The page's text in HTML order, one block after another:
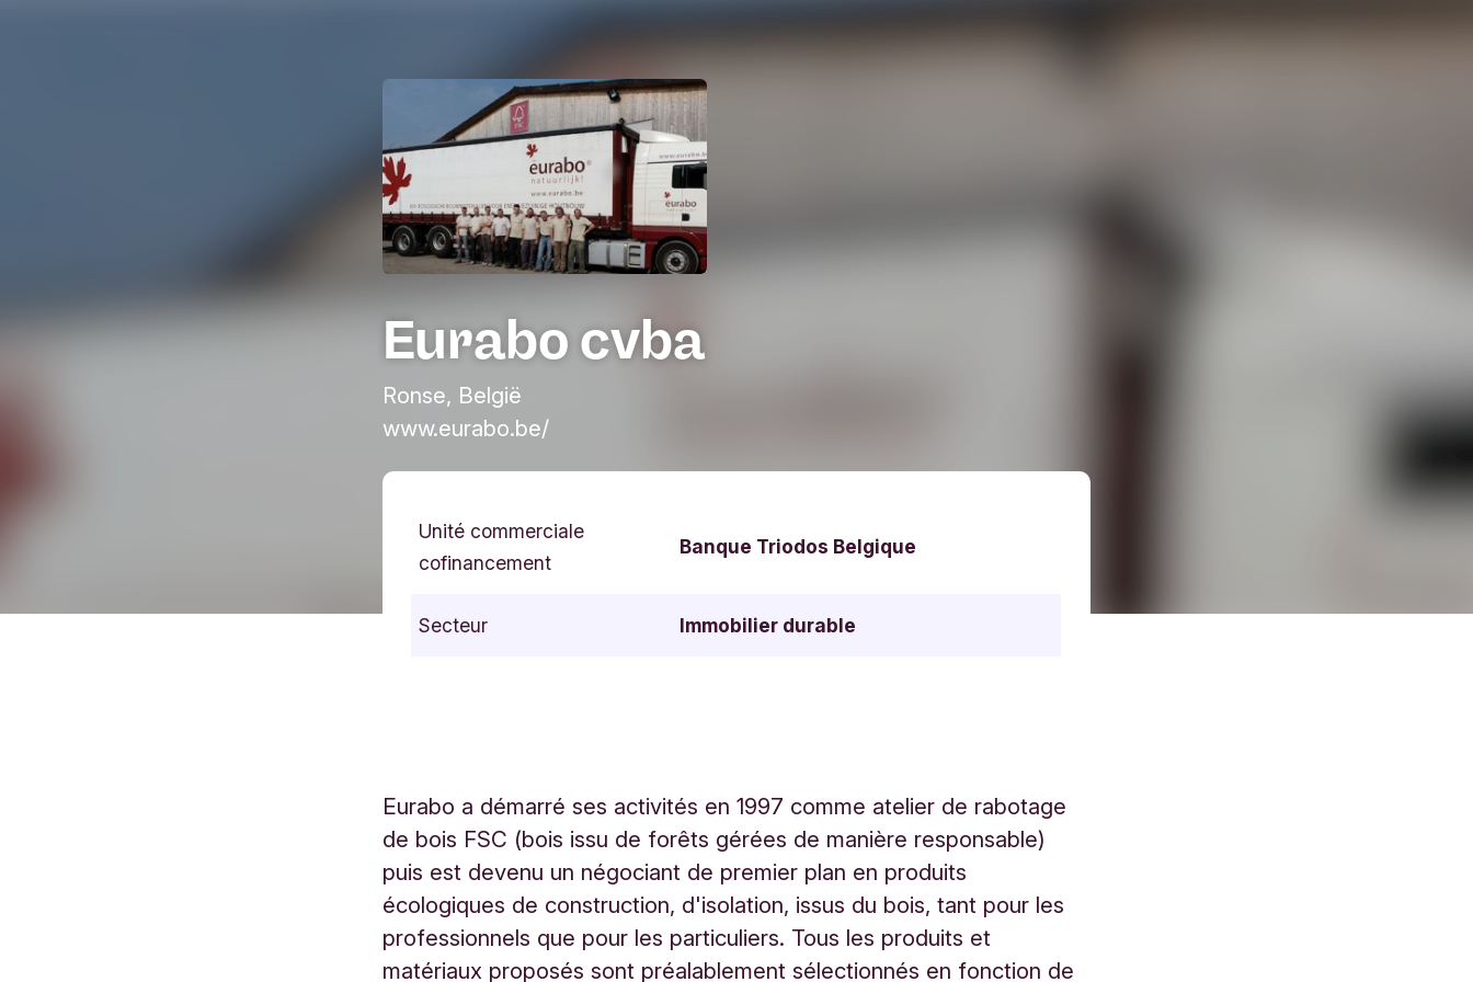
Eurabo cvba
Ronse, België
www.eurabo.be/
Unité commerciale
cofinancement
Banque Triodos Belgique
Secteur Immobilier durable
Eurabo a démarré ses activités en 1997 comme atelier de rabotage
de bois FSC (bois issu de forêts gérées de manière responsable)
puis est devenu un négociant de premier plan en produits
écologiques de construction, d'isolation, issus du bois, tant pour les
professionnels que pour les particuliers. Tous les produits et
matériaux proposés sont préalablement sélectionnés en fonction de